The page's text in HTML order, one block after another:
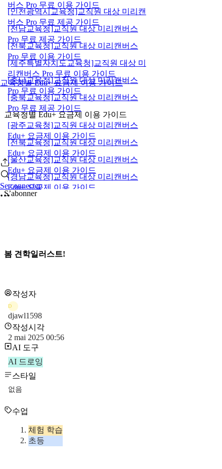
교육청별 Edu+ 요금제 이용 가이드
Se connecter
버스 Pro 무료 이용 가이드
[인천광역시교육청]교직원 대상 미리캔
버스 Pro 무료 제공 가이드
[전남교육청]교직원 대상 미리캔버스
Pro 무료 제공 가이드
[전북교육청]교직원 대상 미리캔버스
Pro 무료 이용 가이드
[제주특별자치도교육청]교직원 대상 미
리캔버스 Pro 무료 이용 가이드
[충남교육청]교직원 대상 미리캔버스
Pro 무료 이용 가이드
[충북교육청]교직원 대상 미리캔버스
Pro 무료 제공 가이드
교육청별 Edu+ 요금제 이용 가이드
[광주교육청]교직원 대상 미리캔버스
Edu+ 요금제 이용 가이드
[전북교육청]교직원 대상 미리캔버스
Edu+ 요금제 이용 가이드
[울산교육청]교직원 대상 미리캔버스
Edu+ 요금제 이용 가이드
[경남교육청]교직원 대상 미리캔버스
Edu+ 요금제 이용 가이드
S’abonner
봄 견학일러스트!
작성자
D
djawl1598
작성시각
2 mai 2025 00:56
AI 도구
AI 드로잉
스타일
없음
수업
체험 학습
초등